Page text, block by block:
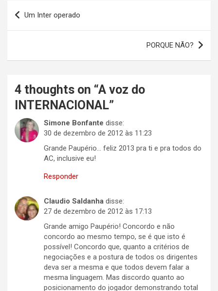
Navegação
de
Um Inter operado
PORQUE NÃO?
4 thoughts on “A voz do
INTERNACIONAL”
Simone Bonfante disse:
30 de dezembro de 2012 às 11:23
Grande Paupério… feliz 2013 pra ti e pra todos do
AC, inclusive eu!
Responder
Claudio Saldanha disse:
27 de dezembro de 2012 às 17:13
Grande amigo Paupério! Concordo e não
concordo ao mesmo tempo, se é que isto é
possível! Concordo que, quanto a critérios de
negociações e a postura de todos os dirigentes
deva ser a mesma e que todos devem falar a
mesma linguagem. Mas discordo quanto ao
posicionamento do jogador demonstrando total